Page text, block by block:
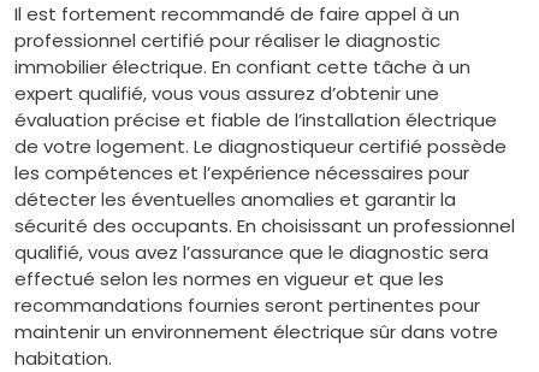
Il est fortement recommandé de faire appel à un
professionnel certifié pour réaliser le diagnostic
immobilier électrique. En confiant cette tâche à un
expert qualifié, vous vous assurez d’obtenir une
évaluation précise et fiable de l’installation électrique
de votre logement. Le diagnostiqueur certifié possède
les compétences et l’expérience nécessaires pour
détecter les éventuelles anomalies et garantir la
sécurité des occupants. En choisissant un professionnel
qualifié, vous avez l’assurance que le diagnostic sera
effectué selon les normes en vigueur et que les
recommandations fournies seront pertinentes pour
maintenir un environnement électrique sûr dans votre
habitation.